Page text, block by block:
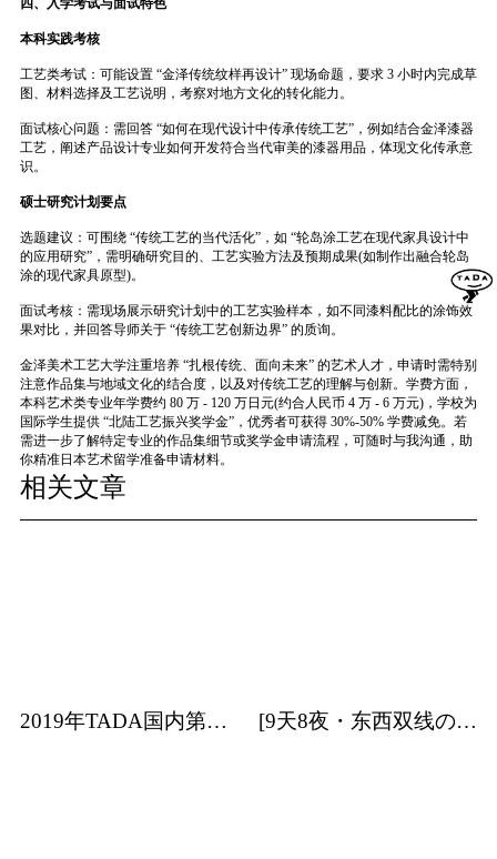
四、入学考试与面试特色
本科实践考核
工艺类考试：可能设置 “金泽传统纹样再设计” 现场命题，要求 3 小时内完成草
图、材料选择及工艺说明，考察对地方文化的转化能力。
面试核心问题：需回答 “如何在现代设计中传承传统工艺”，例如结合金泽漆器
工艺，阐述产品设计专业如何开发符合当代审美的漆器用品，体现文化传承意
识。
硕士研究计划要点
选题建议：可围绕 “传统工艺的当代活化”，如 “轮岛涂工艺在现代家具设计中
的应用研究”，需明确研究目的、工艺实验方法及预期成果(如制作出融合轮岛
涂的现代家具原型)。
面试考核：需现场展示研究计划中的工艺实验样本，如不同漆料配比的涂饰效
果对比，并回答导师关于 “传统工艺创新边界” 的质询。
金泽美术工艺大学注重培养 “扎根传统、面向未来” 的艺术人才，申请时需特别
注意作品集与地域文化的结合度，以及对传统工艺的理解与创新。学费方面，
本科艺术类专业年学费约 80 万 - 120 万日元(约合人民币 4 万 - 6 万元)，学校为
国际学生提供 “北陆工艺振兴奖学金”，优秀者可获得 30%-50% 学费减免。若
需进一步了解特定专业的作品集细节或奖学金申请流程，可随时与我沟通，助
你精准日本艺术留学准备申请材料。
相关文章
2019年TADA国内第一站日本艺术专业考学分享会 [9天8夜・东西双线の关东] | 日本建筑・特展・温泉・森林游学招募中！